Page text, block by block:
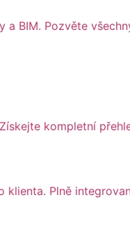
BIM. Pozvěte
kompletní
Plně